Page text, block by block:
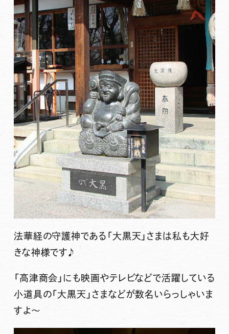
法華経の守護神である「大黒天」さまは私も大好
きな神様です♪
「高津商会」にも映画やテレビなどで活躍している
小道具の「大黒天」さまなどが数名いらっしゃいま
すよ〜